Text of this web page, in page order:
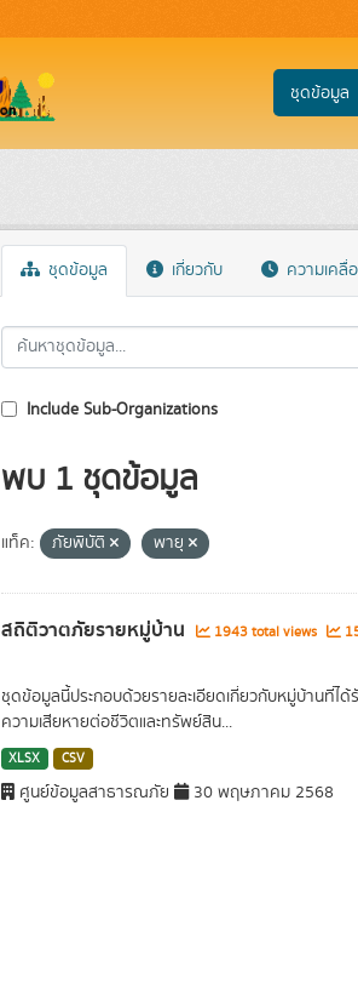
ชุดข้อมูล
ชุดข้อมูล เกี่ยวกับ ความเคลื่
Include Sub-Organizations
พบ 1 ชุดข้อมูล
แท็ค: ภัยพิบัติ พายุ
สถิติวาตภัยรายหมู่บ้าน 1943 total views
ชุดข้อมูลนี้ประกอบด้วยรายละเอียดเกี่ยวกับหมู่บ้านที่ไ
ความเสียหายต่อชีวิตและทรัพย์สิน...
XLSX CSV
ศูนย์ข้อมูลสาธารณภัย 30 พฤษภาคม 2568